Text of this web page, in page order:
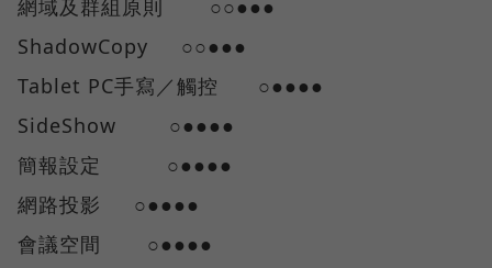
網域及群組原則 ○○●●●
ShadowCopy ○○●●●
Tablet PC手寫／觸控 ○●●●●
SideShow ○●●●●
簡報設定 ○●●●●
網路投影 ○●●●●
會議空間 ○●●●●